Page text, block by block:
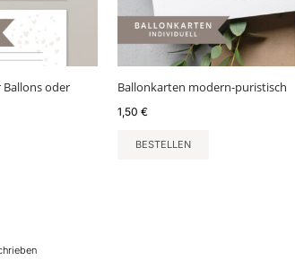
oder
Ballonkarten modern-puristisch
1,50 €
BESTELLEN